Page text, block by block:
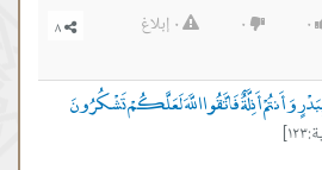
٠ ٠ ٠ إبلاغ
وَأَنتُمْ أَذِلَّةٌ فَاتَّقُوا اللَّهَ لَعَلَّكُمْ تَشْكُرُونَ